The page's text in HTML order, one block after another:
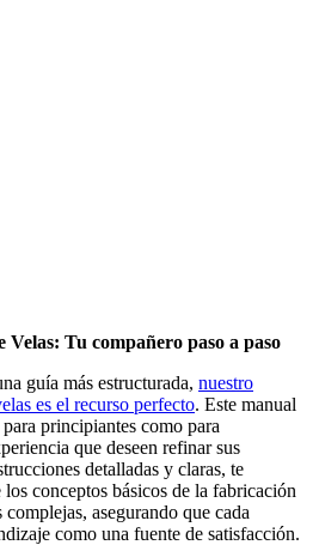
Tu compañero paso a paso
guía más estructurada, nuestro
es el recurso perfecto. Este manual
principiantes como para
que deseen refinar sus
detalladas y claras, te
conceptos básicos de la fabricación
complejas, asegurando que cada
como una fuente de satisfacción.